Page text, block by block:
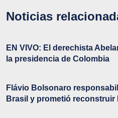
Noticias
EN VIVO: El derechista
la presidencia de Colombia
Flávio Bolsonaro
Brasil y prometió reconstruir